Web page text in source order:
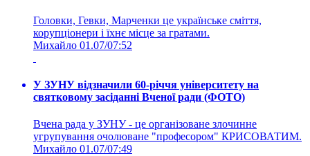
Головки, Гевки, Марченки це українське сміття,
корупціонери і їхнє місце за гратами.
Михайло 01.07/07:52
У ЗУНУ відзначили 60-річчя університету на
святковому засіданні Вченої ради (ФОТО)
Вчена рада у ЗУНУ - це організоване злочинне
угрупування очолюване "професором" КРИСОВАТИМ.
Михайло 01.07/07:49